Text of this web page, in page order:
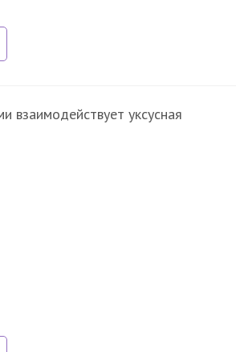
взаимодействует уксусная